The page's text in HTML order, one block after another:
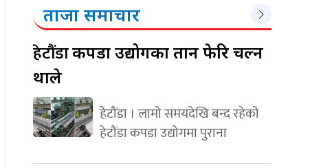
ताजा समाचार
हेटौंडाकपडा उद्योगका तान फेरि चल्न
थाले
हेटौंडा । लामो समयदेखि बन्द रहेको
हेटौंडा कपडा उद्योगमा पुराना